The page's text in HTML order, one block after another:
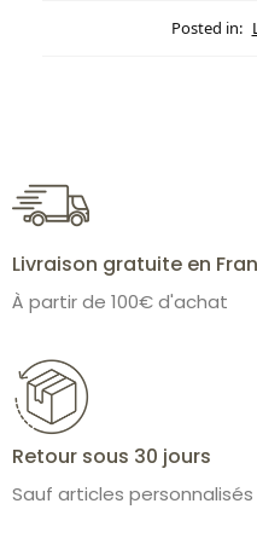
Posted in:
Livraison gratuite en
À partir de 100€ d'achat
Retour sous 30 jours
Sauf articles personnalisés